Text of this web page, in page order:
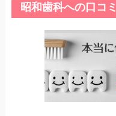
昭和歯科への口コミ